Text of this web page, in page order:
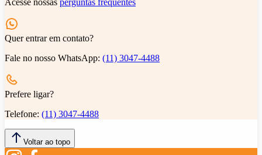
Acesse nossas perguntas frequentes
Quer entrar em contato?
Fale no nosso WhatsApp: (11) 3047-4488
Prefere ligar?
Telefone: (11) 3047-4488
Voltar ao topo